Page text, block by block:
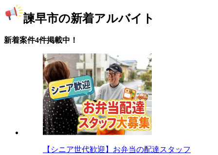
諫早市の新着アルバイト
新着案件4件掲載中！
【シニア世代歓迎】お弁当の配達スタッフ